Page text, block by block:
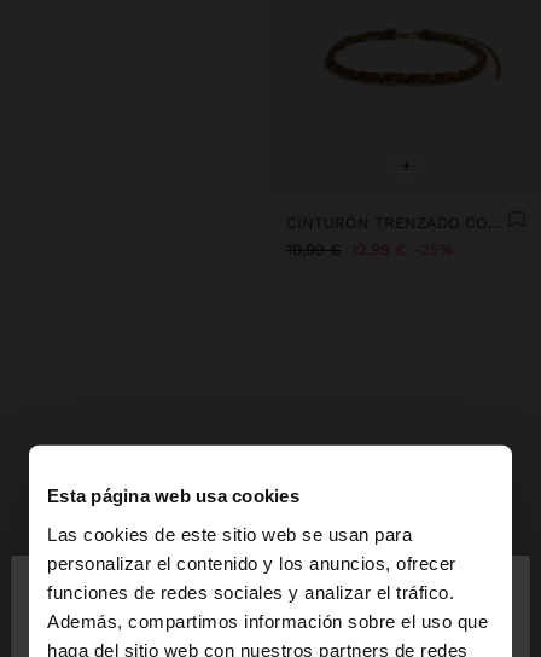
Esta página web usa cookies
Las cookies de este sitio web se usan para
personalizar el contenido y los anuncios, ofrecer
funciones de redes sociales y analizar el tráfico.
Además, compartimos información sobre el uso que
haga del sitio web con nuestros partners de redes
hola
Estás accediendo a la web de España. ¿Quieres ir a
+
CINTURÓN TRENZADO CON AROS EFECTO PIEL
19,99 € 12,99 € 35%